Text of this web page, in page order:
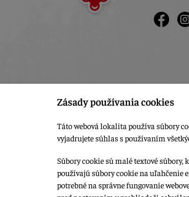
© 2015-2026, LIANA GOLIAŠ s.r.o. všetky
Upraviť nastavenia Cookies
Zásady používania cookies
Táto webová lokalita používa súbory
vyjadrujete súhlas s používaním
Súbory cookie sú malé textové
používajú súbory cookie na uľahčenie
potrebné na správne fungovanie